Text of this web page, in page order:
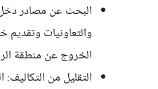
البحث عن مصادر
والتعاونيات
الخروج عن منطقة
التقليل من